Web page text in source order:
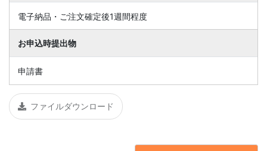
電子納品・ご注文確定後1週間程度
お申込時提出物
申請書
ファイルダウンロード